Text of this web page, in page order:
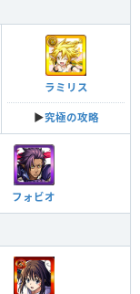
ラミリス
▶︎究極の攻略
フォビオ